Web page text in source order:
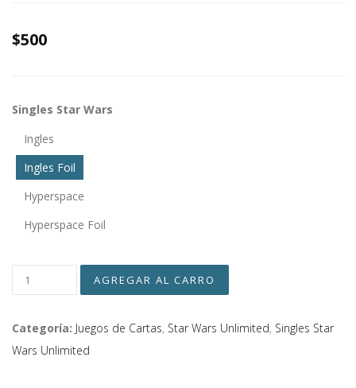
$500
Singles Star Wars
Ingles
Ingles Foil
Hyperspace
Hyperspace Foil
Categoría: Juegos de Cartas, Star Wars Unlimited, Singles Star
Wars Unlimited